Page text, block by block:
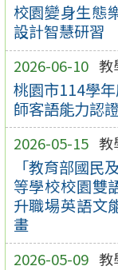
校園變身生態
設計智慧研習
2026-06-10 教
桃園市114學
師客語能力認
2026-05-15 教
「教育部國民
等學校校園雙
升職場英語文
畫
2026-05-09 教